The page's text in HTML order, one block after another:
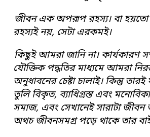
জীবন এক অপরূপ রহস্য। বা
রহস্যই নয়, সেটা এরকমই।
কিছুই আমরা জানি না। কার্যকারণ
যৌক্তিক পদ্ধতির মাধ্যমে আমরা
অনুধাবনের চেষ্টা চালাই। কিন্তু
তুলি বিকৃত, ব্যাধিগ্রস্ত এবং
সমাজ, এবং সেখানেই সারাটা জীবন
অথচ জীবনসমগ্র পড়ে থাকে তার